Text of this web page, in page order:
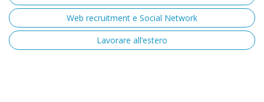
Web recruitment e Social Network
Lavorare all’estero